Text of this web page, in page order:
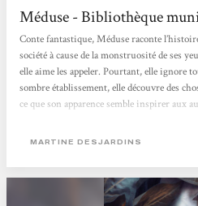
Méduse - Bibliothèque
Conte fantastique, Méduse raconte
société à cause de la monstruosité de ses
elle aime les appeler. Pourtant, elle ignore
sombre établissement, elle découvre des
ce que son apparence semble inspirer aux
sauver… Martine Desjardins nous offre
MARTINE DESJARDINS